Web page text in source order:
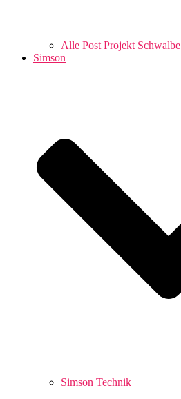
Alle Post Projekt Schwalbe
Simson
Simson Technik